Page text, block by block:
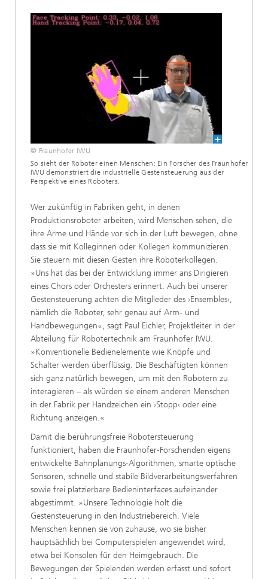
© Fraunhofer IWU
So sieht der Roboter einen Menschen: Ein Forscher des Fraunhofer
IWU demonstriert die industrielle Gestensteuerung aus der
Perspektive eines Roboters.
Wer zukünftig in Fabriken geht, in denen
Produktionsroboter arbeiten, wird Menschen sehen, die
ihre Arme und Hände vor sich in der Luft bewegen, ohne
dass sie mit Kolleginnen oder Kollegen kommunizieren.
Sie steuern mit diesen Gesten ihre Roboterkollegen.
»Uns hat das bei der Entwicklung immer ans Dirigieren
eines Chors oder Orchesters erinnert. Auch bei unserer
Gesten­steuerung achten die Mitglieder des ›Ensembles‹,
nämlich die Roboter, sehr genau auf Arm- und
Handbewegungen«, sagt Paul Eichler, Projektleiter in der
Abteilung für Robotertechnik am Fraunhofer IWU.
»Konventionelle Bedienelemente wie Knöpfe und
Schalter werden überflüssig. Die Beschäftigten können
sich ganz natürlich bewegen, um mit den Robotern zu
interagieren – als würden sie einem anderen Menschen
in der Fabrik per Handzeichen ein ›Stopp‹ oder eine
Richtung anzeigen.«
Damit die berührungsfreie Robotersteuerung
funktioniert, haben die Fraunhofer-Forschenden eigens
entwickelte Bahnplanungs-Algorithmen, smarte optische
Sensoren, schnelle und stabile Bildverarbeitungsverfahren
sowie frei platzierbare Bedieninterfaces aufeinander
abgestimmt. »Unsere Technologie holt die
Gestensteuerung in den Industriebereich. Viele
Menschen kennen sie von zuhause, wo sie bisher
hauptsächlich bei Computerspielen angewendet wird,
etwa bei Konsolen für den Heimgebrauch. Die
Bewegungen der Spielenden werden erfasst und sofort